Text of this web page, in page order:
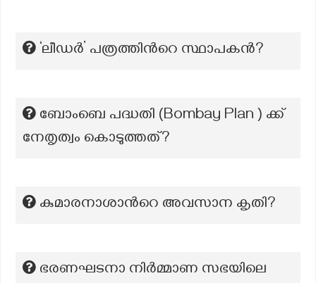
‘ലീഡർ’ പത്രത്തിന്‍റെ സ്ഥാപകന്‍?
ബോംബെ പദ്ധതി (Bombay Plan ) ക്ക്
നേതൃത്വം കൊടുത്തത്?
കുമാരനാശാന്‍റെ അവസാന കൃതി?
ഭരണഘടനാ നിർമ്മാണ സഭയിലെ